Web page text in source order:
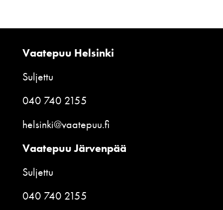
Vaatepuu Helsinki
Suljettu
040 740 2155
helsinki@vaatepuu.fi
Vaatepuu Järvenpää
Suljettu
040 740 2155